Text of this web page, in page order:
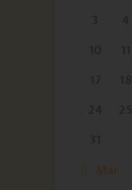
3
4
10
11
17
18
24
25
31
« Mar